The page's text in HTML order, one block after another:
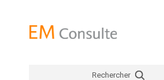
Rechercher